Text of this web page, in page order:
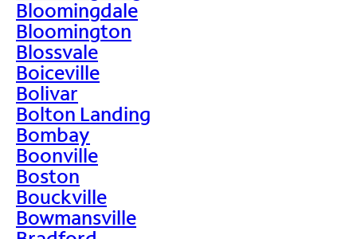
Bloomingdale
Bloomington
Blossvale
Boiceville
Bolivar
Bolton Landing
Bombay
Boonville
Boston
Bouckville
Bowmansville